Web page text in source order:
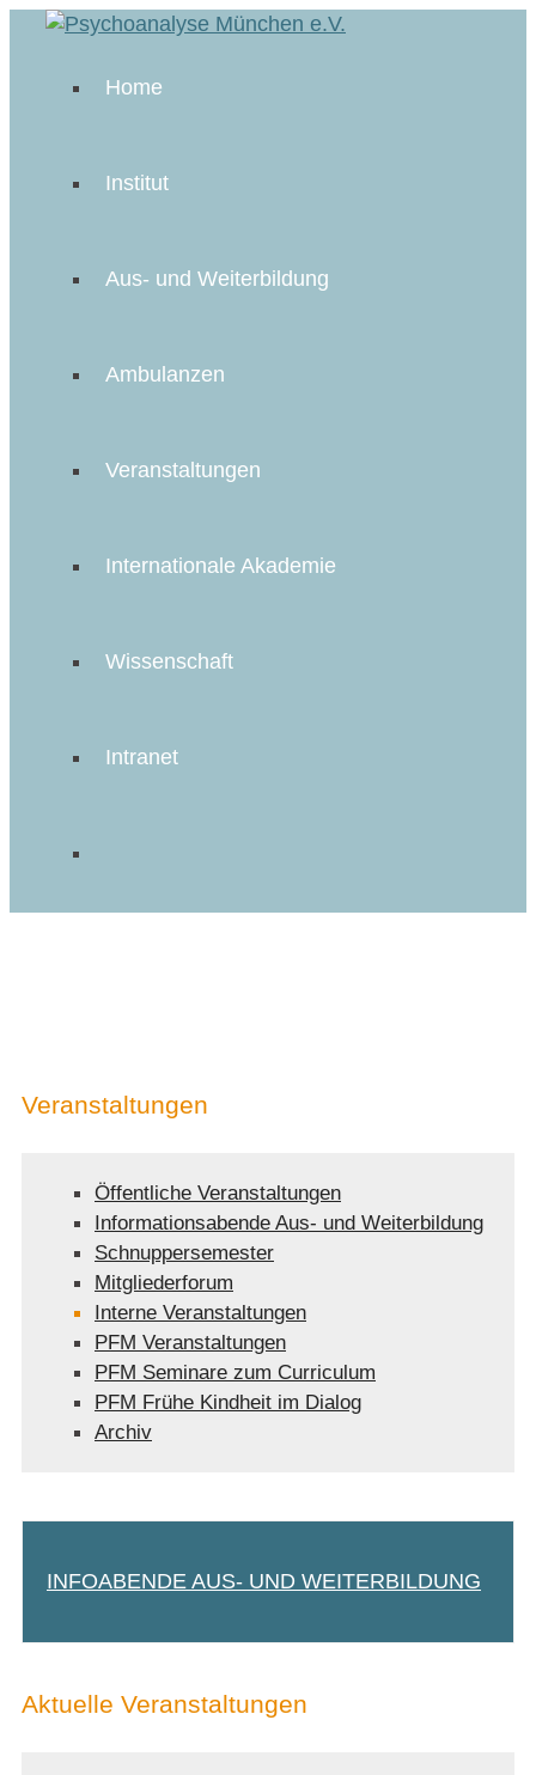
Home
Institut
Aus- und Weiterbildung
Ambulanzen
Veranstaltungen
Internationale Akademie
Wissenschaft
Intranet
Veranstaltungen
Öffentliche Veranstaltungen
Informationsabende Aus- und Weiterbildung
Schnuppersemester
Mitgliederforum
Interne Veranstaltungen
PFM Veranstaltungen
PFM Seminare zum Curriculum
PFM Frühe Kindheit im Dialog
Archiv
INFOABENDE AUS- UND WEITERBILDUNG
Aktuelle Veranstaltungen